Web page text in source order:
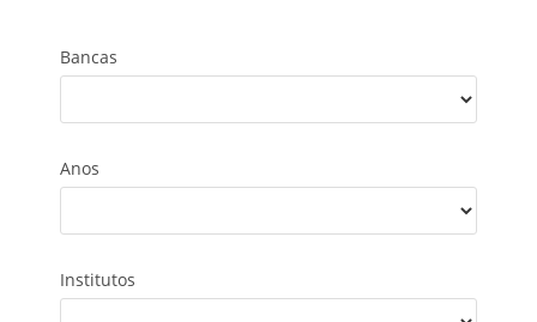
Bancas
Anos
Institutos